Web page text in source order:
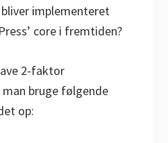
implementeret
core i fremtiden?
2-faktor
bruge følgende
op: